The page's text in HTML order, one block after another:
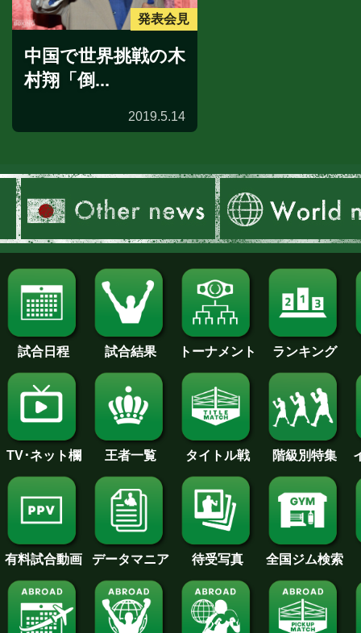
発表会見
中国で世界挑戦の木
村翔「倒...
2019.5.14
試合日程 試合結果 トーナメント ランキング
TV･ネット欄 王者一覧 タイトル戦 階級別特集
有料試合動画 データマニア 待受写真 全国ジム検索